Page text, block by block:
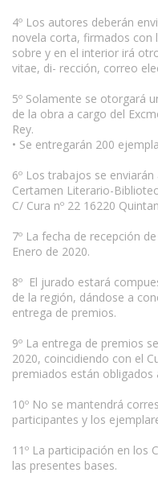
4º Los autores deberán
novela corta, firmados con
sobre y en el interior irá
vitae, di- rección, correo
5º Solamente se otorgará
de la obra a cargo del
Rey.
• Se entregarán 200
6º Los trabajos se enviarán
Certamen Literario-
C/ Cura nº 22 16220
7º La fecha de recepción
Enero de 2020.
8º El jurado estará
de la región, dándose a
entrega de premios.
9º La entrega de premios
2020, coincidiendo con el
premiados están obligados
10º No se mantendrá
participantes y los
11º La participación en los
las presentes bases.